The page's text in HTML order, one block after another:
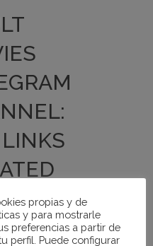
Solidaries
propias y de
y para mostrarle
preferencias a partir de
perfil. Puede configurar